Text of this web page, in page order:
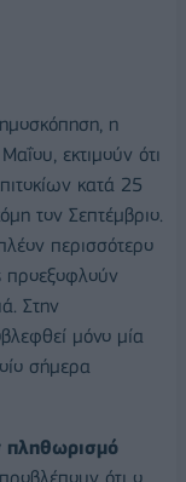
η
εκτιμούν ότι
κατά 25
τον Σεπτέμβριο.
περισσότερο
προεξοφλούν
Στην
μόνο μία
σήμερα
πληθωρισμό
ότι ο